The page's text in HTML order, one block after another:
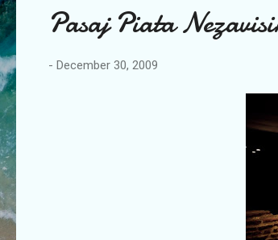
Pasaj Piata
- December 30, 2009